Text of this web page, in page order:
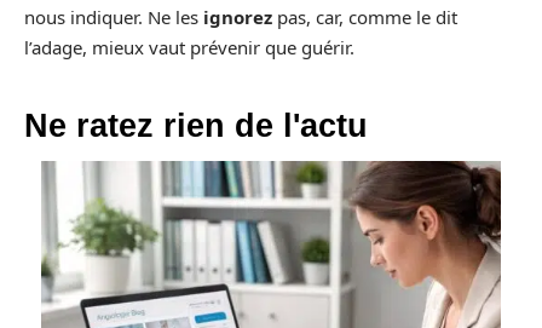
nous indiquer. Ne les ignorez pas, car, comme le dit
l’adage, mieux vaut prévenir que guérir.
Ne ratez rien de l'actu